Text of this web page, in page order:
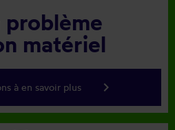
problème
matériel
à en savoir plus keyboard_arrow_right